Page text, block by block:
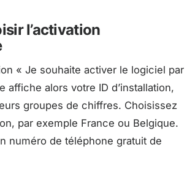
l’activation
« Je souhaite activer le logiciel par
affiche alors votre ID d’installation,
groupes de chiffres. Choisissez
par exemple France ou Belgique.
numéro de téléphone gratuit de